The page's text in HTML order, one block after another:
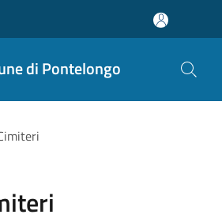
di Pontelongo